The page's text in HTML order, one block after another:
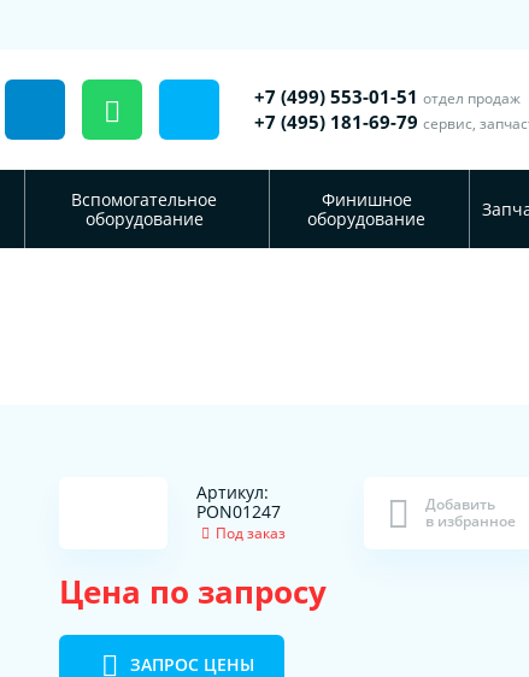
+7 (499) 553-01-51 отдел продаж
+7 (495) 181-69-79 сервис,
Вспомогательное
оборудование
Финишное
оборудование
Артикул:
PON01247
Под заказ
Добавить
в избранное
Цена по запросу
ЗАПРОС ЦЕНЫ